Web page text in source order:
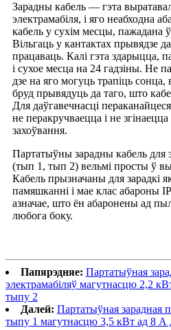
Зарадны кабель — гэта
электрамабіля, і яго неабходна
кабель у сухім месцы, пажадана
Вільгаць у кантактах прывядзе
працаваць. Калі гэта здарыцца,
і сухое месца на 24 гадзіны. Не
дзе на яго могуць трапіць
бруд прывядуць да таго, што
Для даўгавечнасці
не перакручваецца і не
захоўвання.
Партатыўны зарадны кабель для
(тып 1, тып 2) вельмі просты ў
Кабель прызначаны для зарадкі
памяшканні і мае клас абароны
азначае, што ён абаронены ад
любога боку.
Папярэдняе: Партатыўная
электрамабіляў магутнасцю 2,2
тыпу 2
Далей: Партатыўная зарадная
тыпу 1 магутнасцю 3,5 кВт ад 8 А